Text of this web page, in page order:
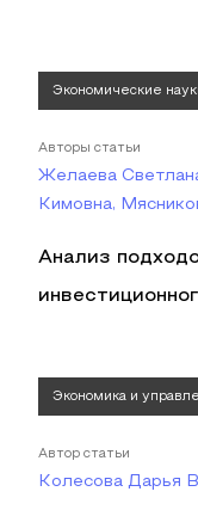
Экономические
Авторы статьи
Желаева
Кимовна,
Анализ
Экономика и
Автор статьи
Колесова Дарья